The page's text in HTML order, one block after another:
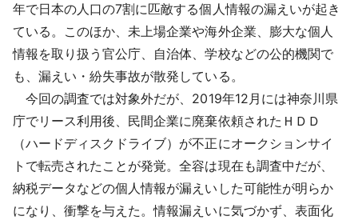
年で日本の人口の7割に匹敵する個人情報の漏えいが起き
ている。このほか、未上場企業や海外企業、膨大な個人
情報を取り扱う官公庁、自治体、学校などの公的機関で
も、漏えい・紛失事故が散発している。
今回の調査では対象外だが、2019年12月には神奈川県
庁でリース利用後、民間企業に廃棄依頼されたＨＤＤ
（ハードディスクドライブ）が不正にオークションサイ
トで転売されたことが発覚。全容は現在も調査中だが、
納税データなどの個人情報が漏えいした可能性が明らか
になり、衝撃を与えた。情報漏えいに気づかず、表面化